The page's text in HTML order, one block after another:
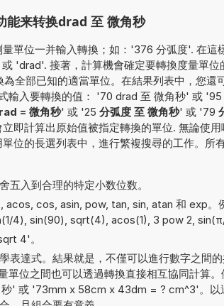
能来转换drad 至 微角秒
單位一并輸入轉換；如：'376 分弧度'. 在這
'drad'. 接著，計算機會確定要轉換度量單位
全部已知的適當單位。在結果列表中，您還
輸入要轉換的值： '70 drad 至 微角秒' 或
= 微角秒' 或 '25 分弧度 至 微角秒' 或 '79
即計算出原始值被指定轉換的單位. 無論使
位的長選列表中，進行繁複搜尋的工作。所
五入到合理的特定小数位数。
acos, cos, asin, pow, tan, sin, atan 和 exp。
4), sin(90), sqrt(4), acos(1), 3 pow 2,
4'。
表達式。結果就是，不僅可以進行數字之間
單位之間也可以透過轉換直接相互協同計算
' 或 '73mm x 58cm x 43dm = ? cm^3'。以